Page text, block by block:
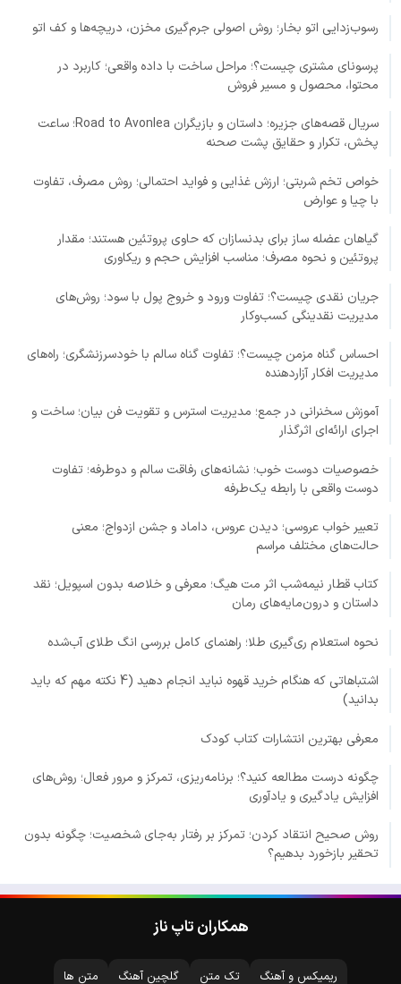
رسوب‌زدایی اتو بخار؛ روش اصولی جرم‌گیری مخزن، دریچه‌ها و کف اتو
پرسونای مشتری چیست؟؛ مراحل ساخت با داده واقعی؛ کاربرد در
محتوا، محصول و مسیر فروش
سریال قصه‌های جزیره؛ داستان و بازیگران Road to Avonlea؛ ساعت
پخش، تکرار و حقایق پشت صحنه
خواص تخم شربتی؛ ارزش غذایی و فواید احتمالی؛ روش مصرف، تفاوت
با چیا و عوارض
گیاهان عضله ساز برای بدنسازان که حاوی پروتئین هستند؛ مقدار
پروتئین و نحوه مصرف؛ مناسب افزایش حجم و ریکاوری
جریان نقدی چیست؟؛ تفاوت ورود و خروج پول با سود؛ روش‌های
مدیریت نقدینگی کسب‌وکار
احساس گناه مزمن چیست؟؛ تفاوت گناه سالم با خودسرزنشگری؛ راه‌های
مدیریت افکار آزاردهنده
آموزش سخنرانی در جمع؛ مدیریت استرس و تقویت فن بیان؛ ساخت و
اجرای ارائه‌ای اثرگذار
خصوصیات دوست خوب؛ نشانه‌های رفاقت سالم و دوطرفه؛ تفاوت
دوست واقعی با رابطه یک‌طرفه
تعبیر خواب عروسی؛ دیدن عروس، داماد و جشن ازدواج؛ معنی
حالت‌های مختلف مراسم
کتاب قطار نیمه‌شب اثر مت هیگ؛ معرفی و خلاصه بدون اسپویل؛ نقد
داستان و درون‌مایه‌های رمان
نحوه استعلام ری‌گیری طلا؛ راهنمای کامل بررسی انگ طلای آب‌شده
اشتباهاتی که هنگام خرید قهوه نباید انجام دهید (4 نکته مهم که باید
بدانید)
معرفی بهترین انتشارات کتاب کودک
چگونه درست مطالعه کنید؟؛ برنامه‌ریزی، تمرکز و مرور فعال؛ روش‌های
افزایش یادگیری و یادآوری
روش صحیح انتقاد کردن؛ تمرکز بر رفتار به‌جای شخصیت؛ چگونه بدون
تحقیر بازخورد بدهیم؟
همکاران تاپ ناز
ریمیکس و آهنگ تک متن گلچین آهنگ متن ها